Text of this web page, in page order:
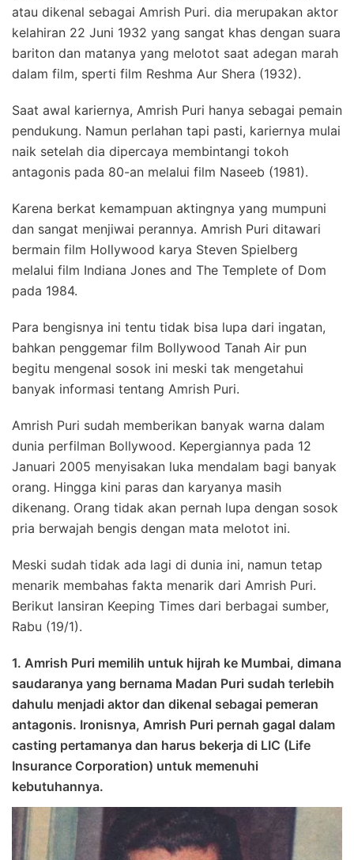
atau dikenal sebagai Amrish Puri. dia merupakan aktor
kelahiran 22 Juni 1932 yang sangat khas dengan suara
bariton dan matanya yang melotot saat adegan marah
dalam film, sperti film Reshma Aur Shera (1932).
Saat awal kariernya, Amrish Puri hanya sebagai pemain
pendukung. Namun perlahan tapi pasti, kariernya mulai
naik setelah dia dipercaya membintangi tokoh
antagonis pada 80-an melalui film Naseeb (1981).
Karena berkat kemampuan aktingnya yang mumpuni
dan sangat menjiwai perannya. Amrish Puri ditawari
bermain film Hollywood karya Steven Spielberg
melalui film Indiana Jones and The Templete of Dom
pada 1984.
Para bengisnya ini tentu tidak bisa lupa dari ingatan,
bahkan penggemar film Bollywood Tanah Air pun
begitu mengenal sosok ini meski tak mengetahui
banyak informasi tentang Amrish Puri.
Amrish Puri sudah memberikan banyak warna dalam
dunia perfilman Bollywood. Kepergiannya pada 12
Januari 2005 menyisakan luka mendalam bagi banyak
orang. Hingga kini paras dan karyanya masih
dikenang. Orang tidak akan pernah lupa dengan sosok
pria berwajah bengis dengan mata melotot ini.
Meski sudah tidak ada lagi di dunia ini, namun tetap
menarik membahas fakta menarik dari Amrish Puri.
Berikut lansiran Keeping Times dari berbagai sumber,
Rabu (19/1).
1. Amrish Puri memilih untuk hijrah ke Mumbai, dimana
saudaranya yang bernama Madan Puri sudah terlebih
dahulu menjadi aktor dan dikenal sebagai pemeran
antagonis. Ironisnya, Amrish Puri pernah gagal dalam
casting pertamanya dan harus bekerja di LIC (Life
Insurance Corporation) untuk memenuhi
kebutuhannya.